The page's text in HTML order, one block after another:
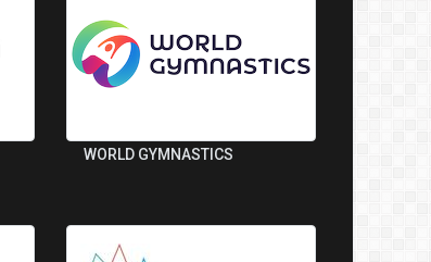
WORLD GYMNASTICS